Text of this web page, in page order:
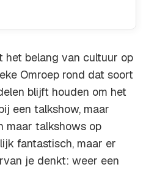
het belang van cultuur op
Omroep rond dat soort
blijft houden om het
een talkshow, maar
maar talkshows op
fantastisch, maar er
je denkt: weer een